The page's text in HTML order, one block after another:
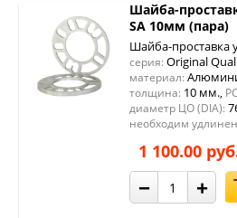
Шайба-
SA 10мм (пара)
Шайба-проставка
серия: Original
материал:
толщина: 10 мм.,
диаметр ЦО (DIA):
необходим
1 100.00
− +